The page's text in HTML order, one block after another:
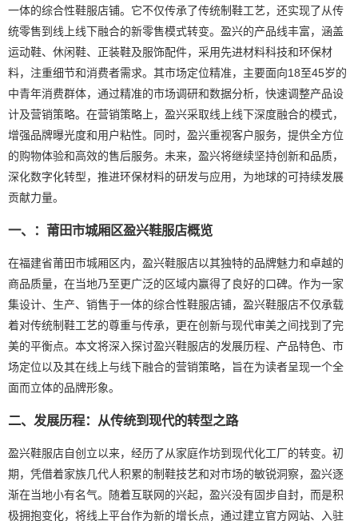
一体的综合性鞋服店铺。它不仅传承了传统制鞋工艺，还实现了从传
统零售到线上线下融合的新零售模式转变。盈兴的产品线丰富，涵盖
运动鞋、休闲鞋、正装鞋及服饰配件，采用先进材料科技和环保材
料，注重细节和消费者需求。其市场定位精准，主要面向18至45岁的
中青年消费群体，通过精准的市场调研和数据分析，快速调整产品设
计及营销策略。在营销策略上，盈兴采取线上线下深度融合的模式，
增强品牌曝光度和用户粘性。同时，盈兴重视客户服务，提供全方位
的购物体验和高效的售后服务。未来，盈兴将继续坚持创新和品质，
深化数字化转型，推进环保材料的研发与应用，为地球的可持续发展
贡献力量。
一、：莆田市城厢区盈兴鞋服店概览
在福建省莆田市城厢区内，盈兴鞋服店以其独特的品牌魅力和卓越的
商品质量，在当地乃至更广泛的区域内赢得了良好的口碑。作为一家
集设计、生产、销售于一体的综合性鞋服店铺，盈兴鞋服店不仅承载
着对传统制鞋工艺的尊重与传承，更在创新与现代审美之间找到了完
美的平衡点。本文将深入探讨盈兴鞋服店的发展历程、产品特色、市
场定位以及其在线上与线下融合的营销策略，旨在为读者呈现一个全
面而立体的品牌形象。
二、发展历程：从传统到现代的转型之路
盈兴鞋服店自创立以来，经历了从家庭作坊到现代化工厂的转变。初
期，凭借着家族几代人积累的制鞋技艺和对市场的敏锐洞察，盈兴逐
渐在当地小有名气。随着互联网的兴起，盈兴没有固步自封，而是积
极拥抱变化，将线上平台作为新的增长点，通过建立官方网站、入驻